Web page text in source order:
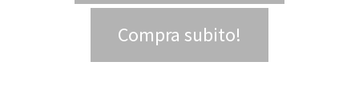
Compra subito!